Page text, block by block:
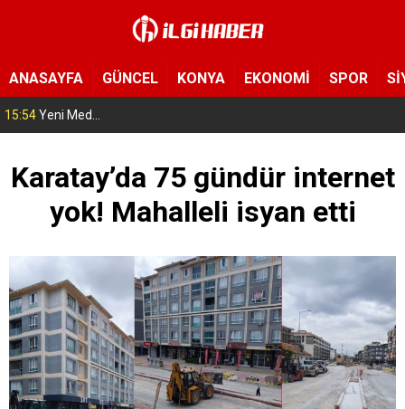
ANASAYFA GÜNCEL KONYA EKONOMİ SPOR
15:54Yeni Medya Cemiyeti’nden Hakimiyet Gazetesi’ne 30. yıl ziyareti
Karatay’da 75 gündür internet
yok! Mahalleli isyan etti